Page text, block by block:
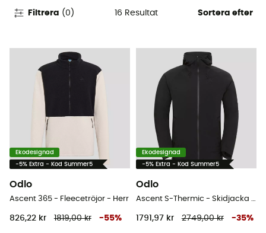
Filtrera (0 ) 16 Resultat Sortera efter
Ekodesignad
-5% Extra - Kod Summer5
Odlo
Ascent 365 - Fleecetröjor - Herr
826,22 kr 1819,00 kr -55%
Ekodesignad
-5% Extra - Kod Summer5
Odlo
Ascent S-Thermic - Skidjacka - Herr
1791,97 kr 2749,00 kr -35%